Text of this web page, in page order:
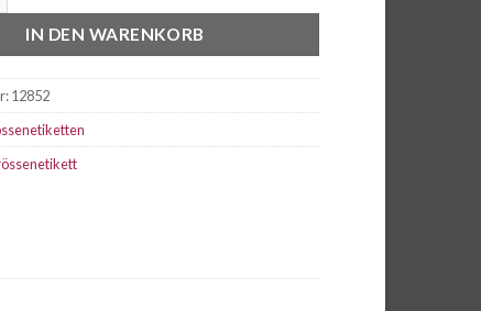
IN DEN WARENKORB
12852